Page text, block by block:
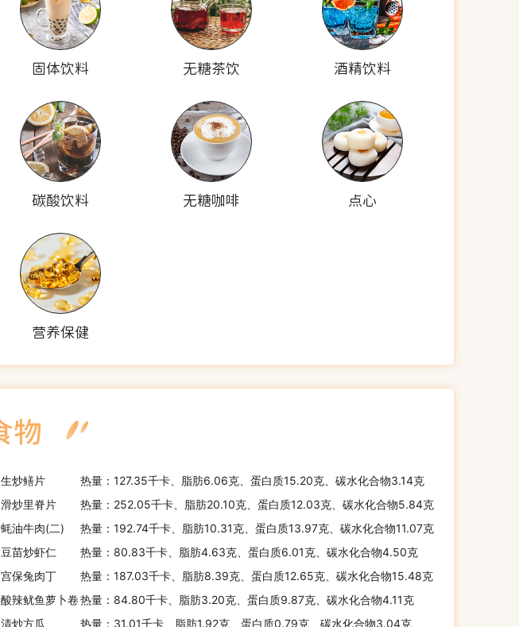
固体饮料 无糖茶饮 酒精饮料
碳酸饮料 无糖咖啡 点心
营养保健
生炒鳝片
热量：127.35千卡、脂肪6.06克、蛋白质15.20克、碳水化合物3.14克
滑炒里脊片
热量：252.05千卡、脂肪20.10克、蛋白质12.03克、碳水化合物5.84克
蚝油牛肉(二)
热量：192.74千卡、脂肪10.31克、蛋白质13.97克、碳水化合物11.07克
豆苗炒虾仁
热量：80.83千卡、脂肪4.63克、蛋白质6.01克、碳水化合物4.50克
宫保兔肉丁
热量：187.03千卡、脂肪8.39克、蛋白质12.65克、碳水化合物15.48克
酸辣鱿鱼萝卜卷热量：84.80千卡、脂肪3.20克、蛋白质9.87克、碳水化合物4.11克
清炒方瓜
热量：31.01千卡、脂肪1.92克、蛋白质0.79克、碳水化合物3.04克